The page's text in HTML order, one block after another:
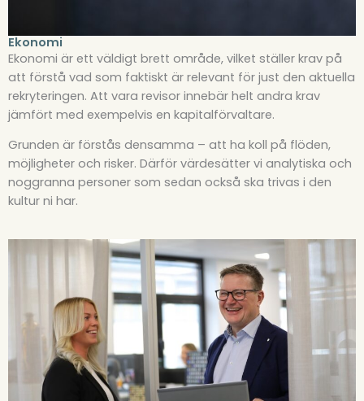
Ekonomi
Ekonomi är ett väldigt brett område, vilket ställer krav på
att förstå vad som faktiskt är relevant för just den aktuella
rekryteringen. Att vara revisor innebär helt andra krav
jämfört med exempelvis en kapitalförvaltare.
Grunden är förstås densamma – att ha koll på flöden,
möjligheter och risker. Därför värdesätter vi analytiska och
noggranna personer som sedan också ska trivas i den
kultur ni har.